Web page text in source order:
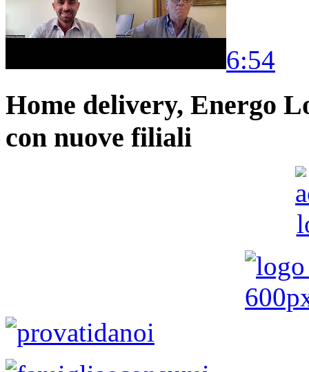
6:54
Home delivery, Energo
con nuove filiali